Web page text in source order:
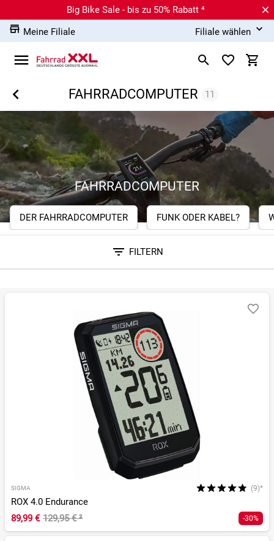
Big Bike Sale - bis zu 50% Rabatt ⁴
Meine Filiale
Filiale wählen
FAHRRADCOMPUTER 11
FAHRRADCOMPUTER
DER FAHRRADCOMPUTER FUNK ODER KABEL?
FILTERN
SIGMA (9)*
ROX 4.0 Endurance
89,99 € 129,95 €² -30%